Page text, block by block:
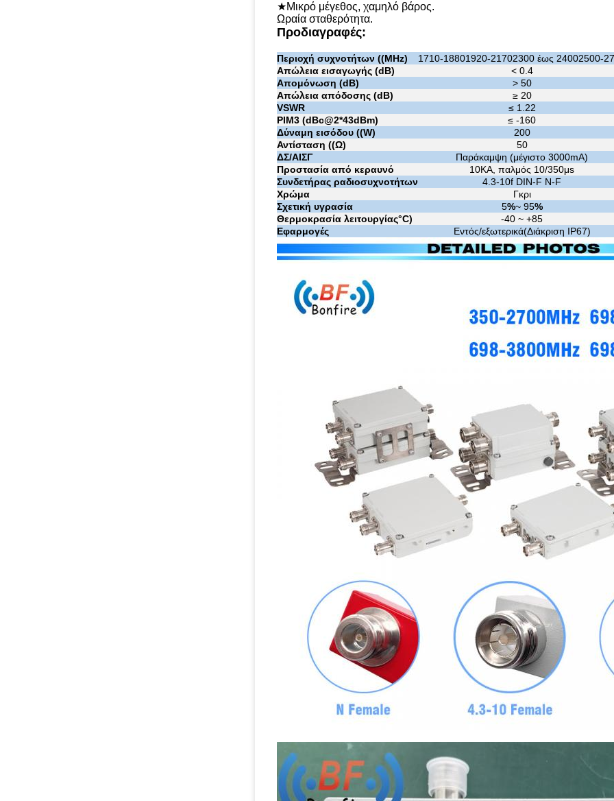
★Μικρό μέγεθος, χαμηλό βάρος.
Ωραία σταθερότητα.
Προδιαγραφές:
Περιοχή συχνοτήτων ((MHz) 1710-18801920-21702300 έως 24002500-
Απώλεια εισαγωγής (dB)
< 0.4
Απομόνωση (dB)
> 50
Απώλεια απόδοσης (dB)
≥ 20
VSWR
≤ 1.22
PIM3 (dBc@2*43dBm)
≤ -160
Δύναμη εισόδου ((W)
200
Αντίσταση ((Ω)
50
ΔΣ/ΑΙΣΓ
Παράκαμψη (μέγιστο 3000mA)
Προστασία από κεραυνό
10KA, παλμός 10/350μs
Συνδετήρας ραδιοσυχνοτήτων
4.3-10f DIN-F N-F
Χρώμα
Γκρι
Σχετική υγρασία
5%~ 95%
Θερμοκρασία λειτουργίας°C)
-40 ~ +85
Εφαρμογές
Εντός/εξωτερικά(Διάκριση IP67)